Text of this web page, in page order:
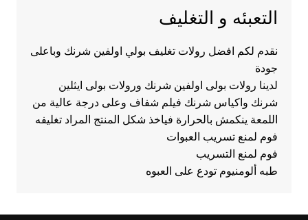
التعبئه و التغليف
نقدم لكم افضل رولات تغليف بولي اولفين شرنك وباعلى
جودة
لدينا رولات بولى اولفين شرنك ورولات بولى ايثلين
شرنك واكياس شرنك فيلم شفاف وعلى درجة عالية من
اللمعة ينكمش بالحرارة فياخذ شكل المنتج المراد تغليفه
فوم لمنع تسريب العبوات
فوم لمنع التسريب
طبه ألومنيوم تودع على العبوه